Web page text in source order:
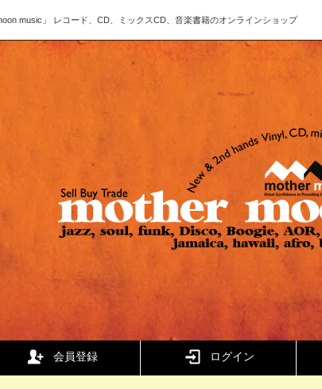
music」 レコード、CD、ミックスCD、音楽書籍のオンラインショップ
会員登録 ログイン